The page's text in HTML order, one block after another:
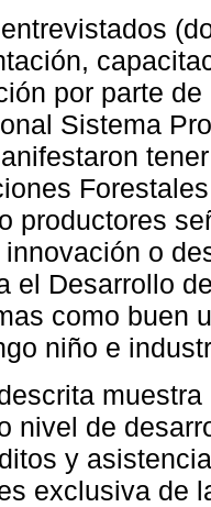
por parte
Sistema
productores
o
el Desarrollo
como buen
niño e
nivel de
y
exclusiva de